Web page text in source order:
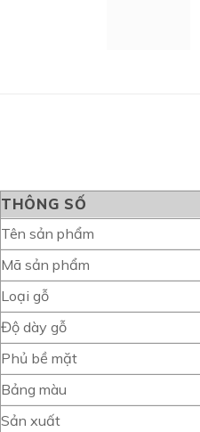
THÔNG SỐ
Tên sản phẩm
Mã sản phẩm
Loại gỗ
Độ dày gỗ
Phủ bề mặt
Bảng màu
Sản xuất